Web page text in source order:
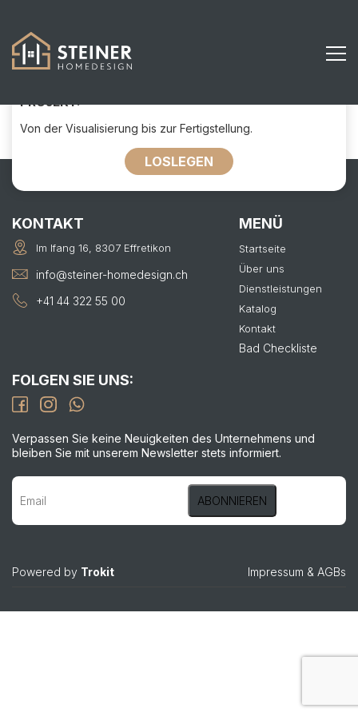
PROJEKT:
Von der Visualisierung bis zur Fertigstellung.
LOSLEGEN
KONTAKT
Im Ifang 16, 8307 Effretikon
info@steiner-homedesign.ch
+41 44 322 55 00
MENÜ
Startseite
Über uns
Dienstleistungen
Katalog
Kontakt
Bad Checkliste
FOLGEN SIE UNS:
Verpassen Sie keine Neuigkeiten des Unternehmens und
bleiben Sie mit unserem Newsletter stets informiert.
Powered by Trokit Impressum & AGBs